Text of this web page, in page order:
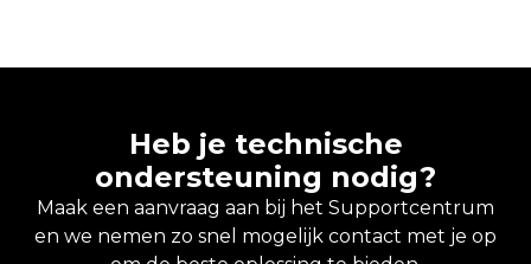
Heb je technische
ondersteuning nodig?
Maak een aanvraag aan bij het Supportcentrum
en we nemen zo snel mogelijk contact met je op